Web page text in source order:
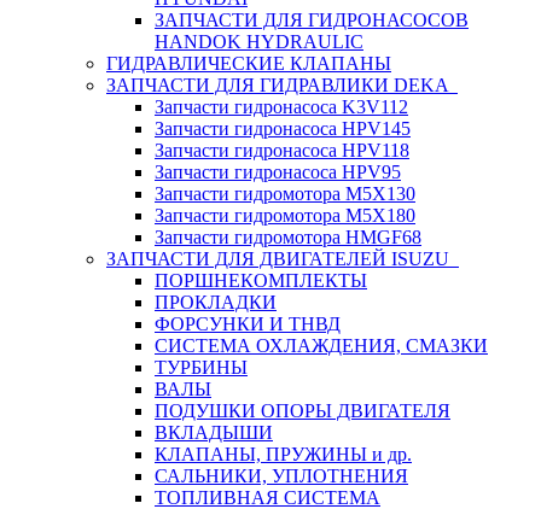
ЗАПЧАСТИ ДЛЯ ГИДРОНАСОСОВ
HANDOK HYDRAULIC
ГИДРАВЛИЧЕСКИЕ КЛАПАНЫ
ЗАПЧАСТИ ДЛЯ ГИДРАВЛИКИ DEKA
Запчасти гидронасоса K3V112
Запчасти гидронасоса HPV145
Запчасти гидронасоса HPV118
Запчасти гидронасоса HPV95
Запчасти гидромотора M5X130
Запчасти гидромотора M5X180
Запчасти гидромотора HMGF68
ЗАПЧАСТИ ДЛЯ ДВИГАТЕЛЕЙ ISUZU
ПОРШНЕКОМПЛЕКТЫ
ПРОКЛАДКИ
ФОРСУНКИ И ТНВД
СИСТЕМА ОХЛАЖДЕНИЯ, СМАЗКИ
ТУРБИНЫ
ВАЛЫ
ПОДУШКИ ОПОРЫ ДВИГАТЕЛЯ
ВКЛАДЫШИ
КЛАПАНЫ, ПРУЖИНЫ и др.
САЛЬНИКИ, УПЛОТНЕНИЯ
ТОПЛИВНАЯ СИСТЕМА